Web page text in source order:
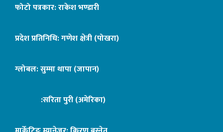
फोटो पत्रकार: राकेश भण्डारी
प्रदेश प्रतिनिधि: गणेश क्षेत्री (पोखरा)
ग्लोबल: सुम्मा थापा (जापान)
:सरिता पुरी (अमेरिका)